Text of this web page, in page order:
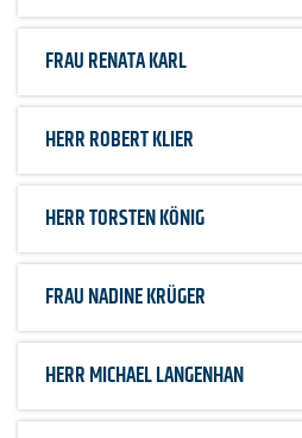
FRAURENATA KARL
HERRROBERT KLIER
HERRTORSTEN KÖNIG
FRAUNADINE KRÜGER
HERRMICHAEL LANGENHAN